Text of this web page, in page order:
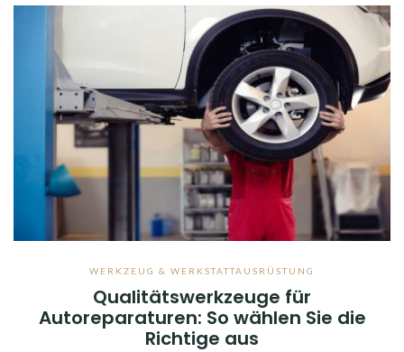
WERKZEUG & WERKSTATTAUSRÜSTUNG
Qualitätswerkzeuge für
Autoreparaturen: So wählen Sie die
Richtige aus